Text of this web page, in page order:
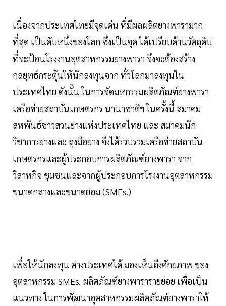
เนื่องจากประเทศไทยมีจุดเด่น ที่มีผลผลิตยางพารามาก
ที่สุด เป็นดับหนึ่งของโลก ซึ่งเป็นจุด ได้เปรียบด้านวัตถุดิบ
ที่จะป้อนโรงงานอุตสาหกรรมยางพารา จึงจะต้องสร้าง
กลยุทธ์กระตุ้นให้นักลงทุนจาก ทั่วโลกมาลงทุนใน
ประเทศไทย ดังนั้น ในการจัดมหกรรมผลิตภัณฑ์ยางพารา
เครือข่ายสถาบันเกษตรกร นานาชาติฯ ในครั้งนี้ สมาคม
สหพันธ์ชาวสวนยางแห่งประเทศไทย และ สมาคมนัก
วิชาการยางและ ถุงมือยาง จึงได้รวบรวมเครือข่ายสถาบัน
เกษตรกรและผู้ประกอบการผลิตภัณฑ์ยางพารา จาก
วิสาหกิจ ชุมชนและจากผู้ประกอบการโรงงานอุตสาหกรรม
ขนาดกลางและขนาดย่อม (SMEs.)
เพื่อให้นักลงทุน ต่างประเทศได้ มองเห็นถึงศักยภาพ ของ
อุตสาหกรรม SMEs. ผลิตภัณฑ์ยางพารารายย่อย เพื่อเป็น
แนวทาง ในการพัฒนาอุตสาหกรรมผลิตภัณฑ์ยางพาราให้